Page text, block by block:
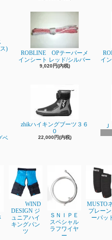
)
ROBLINE OPテーパーメ
インシート レッド/シルバー
9,020円(内税)
イ
ベ
zhikハイキングブーツ３６
０
22,000円(内税)
WIND
DESIGN ジ
ュニアハイ
キングパン
ツ
ＳＮＩＰＥ
スペシャル
ラフワイヤ
ー
MUSTO
プレー
ーパッ